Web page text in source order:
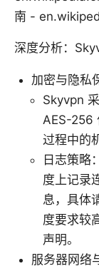
南 -
深度分析：
加密与隐私
Skyvpn
AES-256
过程中的
日志策略
度上记录
息，具体
度要求较
声明。
服务器网络